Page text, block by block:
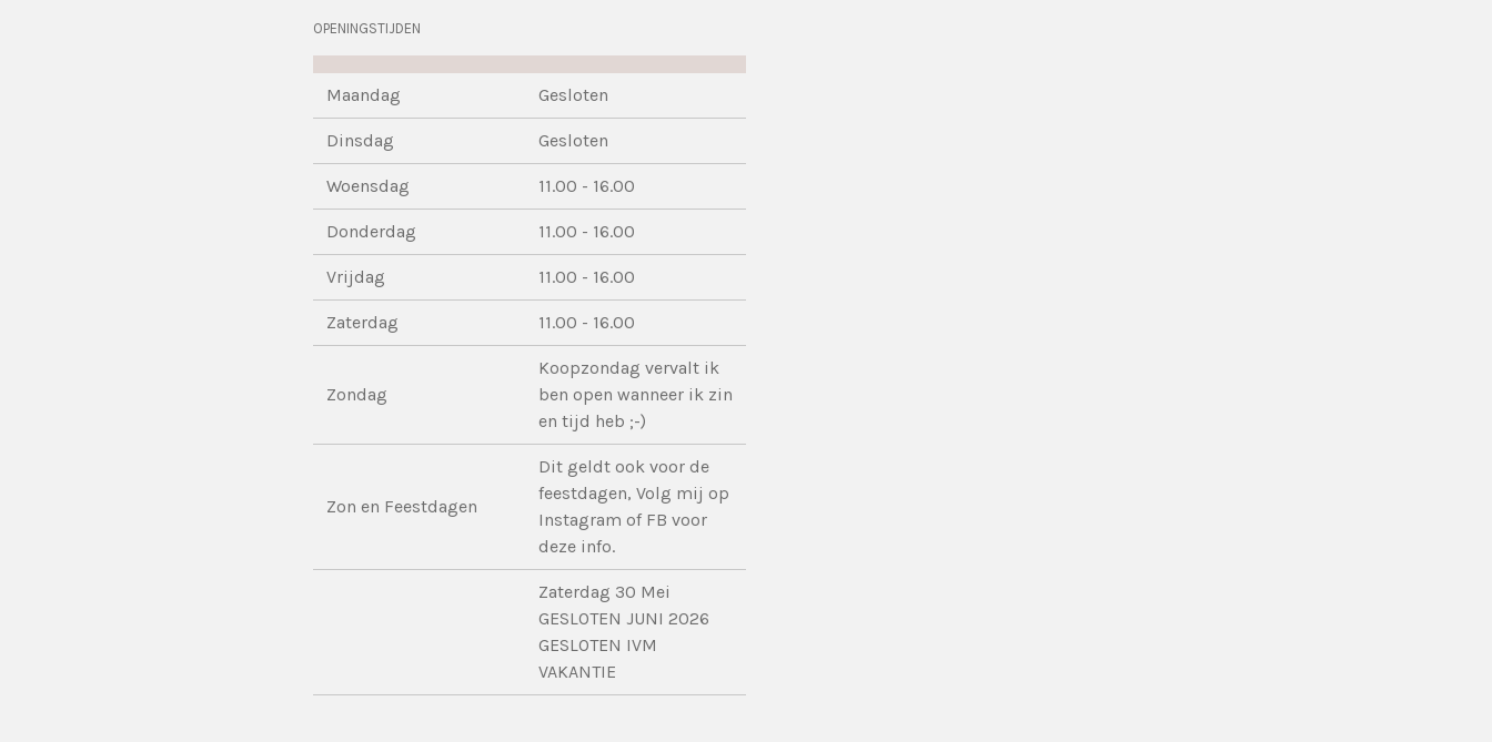
OPENINGSTIJDEN
Maandag Gesloten
Dinsdag Gesloten
Woensdag 11.00 - 16.00
Donderdag 11.00 - 16.00
Vrijdag 11.00 - 16.00
Zaterdag 11.00 - 16.00
Zondag
Koopzondag vervalt ik
ben open wanneer ik zin
en tijd heb ;-)
Zon en Feestdagen
Dit geldt ook voor de
feestdagen, Volg mij op
Instagram of FB voor
deze info.
Zaterdag 30 Mei
GESLOTEN JUNI 2026
GESLOTEN IVM
VAKANTIE